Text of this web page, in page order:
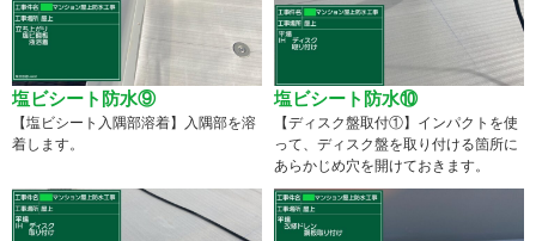
塩ビシート防水⑨
【塩ビシート入隅部溶着】入隅部を溶
着します。
塩ビシート防水⑩
【ディスク盤取付①】インパクトを使
って、ディスク盤を取り付ける箇所に
あらかじめ穴を開けておきます。